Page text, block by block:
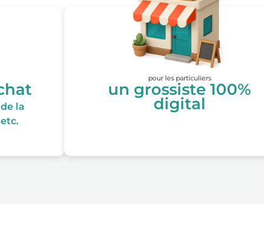
la
pour les particuliers
un grossiste 100%
digital